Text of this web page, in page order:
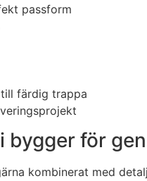
passform
färdig trappa
bygger för
kombinerat med